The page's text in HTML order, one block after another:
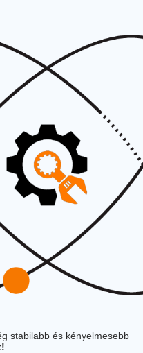
stabilabb és kényelmesebb